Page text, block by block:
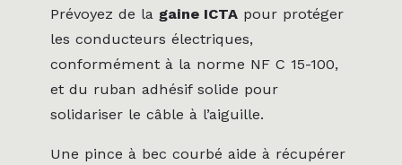
Prévoyez de la gaine ICTA pour protéger
les conducteurs électriques,
conformément à la norme NF C 15-100,
et du ruban adhésif solide pour
solidariser le câble à l’aiguille.
Une pince à bec courbé aide à récupérer